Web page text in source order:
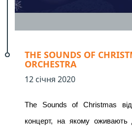
THE SOUNDS OF
ORCHESTRA
12 січня 2020
The Sounds of Christmas
концерт, на якому оживають